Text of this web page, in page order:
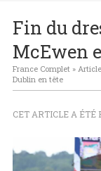
indoor
Fin du
McEwen
France Complet»
Dublin en tête
CET ARTICLE A ÉTÉ